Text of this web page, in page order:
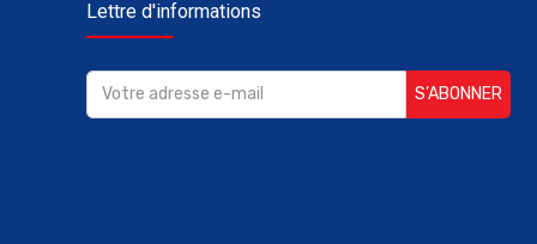
Lettre d'informations
S’ABONNER